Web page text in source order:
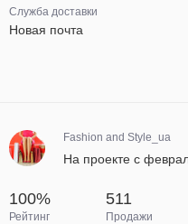
Служба доставки
Новая почта
Fashion and Style_ua
На проекте с
100%
Рейтинг
511
Продажи